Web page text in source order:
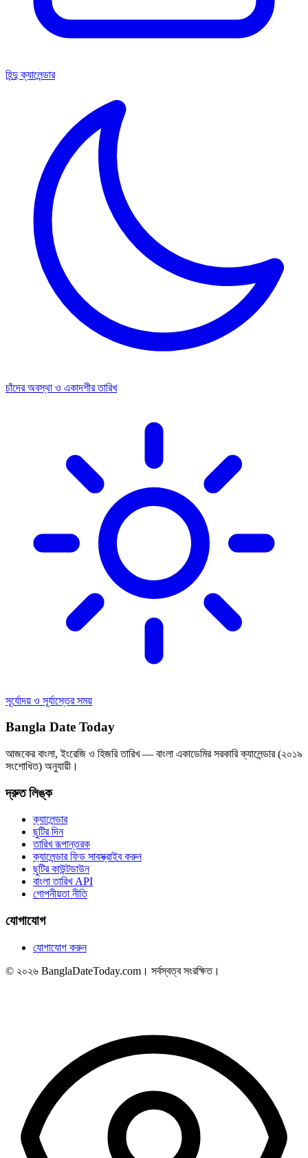
হিন্দু ক্যালেন্ডার
চাঁদের অবস্থা ও একাদশীর তারিখ
সূর্যোদয় ও সূর্যাস্তের সময়
Bangla Date Today
আজকের বাংলা, ইংরেজি ও হিজরি তারিখ — বাংলা একাডেমির সরকারি ক্যালেন্ডার (২০১৯
সংশোধিত) অনুযায়ী।
দ্রুত লিঙ্ক
ক্যালেন্ডার
ছুটির দিন
তারিখ রূপান্তরক
ক্যালেন্ডার ফিড সাবস্ক্রাইব করুন
ছুটির কাউন্টডাউন
বাংলা তারিখ API
গোপনীয়তা নীতি
যোগাযোগ
যোগাযোগ করুন
© ২০২৬ BanglaDateToday.com। সর্বস্বত্ব সংরক্ষিত।